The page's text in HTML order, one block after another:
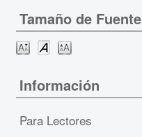
Tamaño de Fuente
Información
Para Lectores